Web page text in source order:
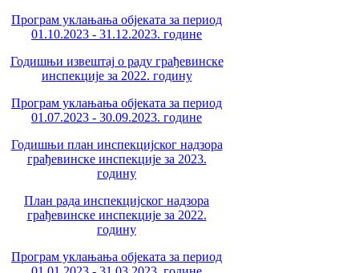
Програм уклањања објеката за период
01.10.2023 - 31.12.2023. године
Годишњи извештај о раду грађевинске
инспекције за 2022. годину
Програм уклањања објеката за период
01.07.2023 - 30.09.2023. године
Годишњи план инспекцијског надзора
грађевинске инспекције за 2023.
годину
План рада инспекцијског надзора
грађевинске инспекције за 2022.
годину
Програм уклањања објеката за период